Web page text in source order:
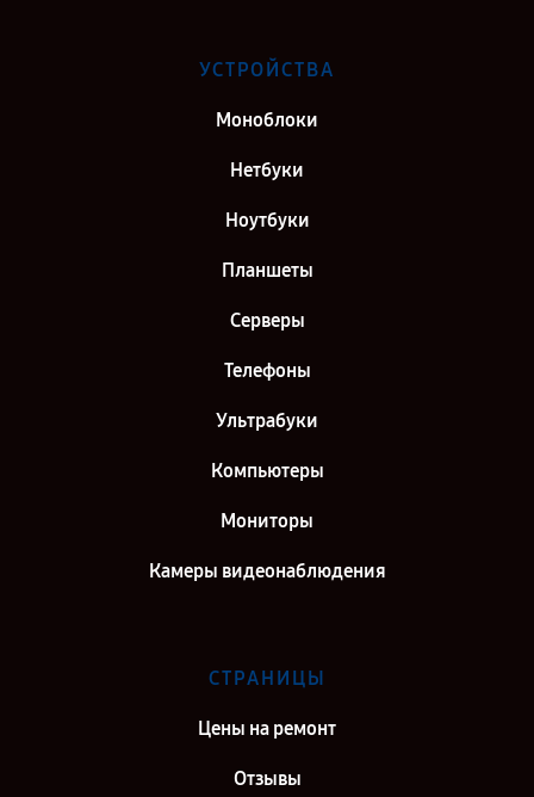
УСТРОЙСТВА
Моноблоки
Нетбуки
Ноутбуки
Планшеты
Серверы
Телефоны
Ультрабуки
Компьютеры
Мониторы
Камеры видеонаблюдения
СТРАНИЦЫ
Цены на ремонт
Отзывы